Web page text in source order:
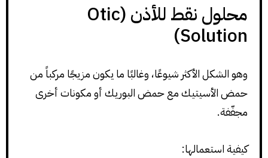
محلول نقط للأذن (Otic
Solution)
وهو الشكل الأكثر شيوعًا، وغالبًا ما يكون مزيجًا مركباً من
حمض الأسيتيك مع حمض البوريك أو مكونات أخرى
مجفّفة.
كيفية استعمالها: